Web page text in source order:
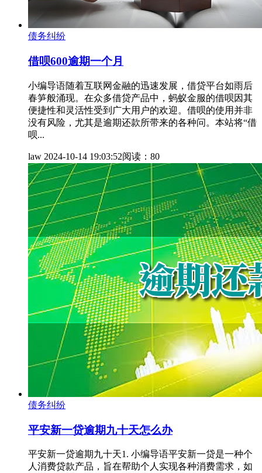
债务纠纷
借呗600逾期一个月
小编导语随着互联网金融的迅速发展，借贷平台如雨后
春笋般涌现。在众多借贷产品中，蚂蚁金服的借呗因其
便捷性和灵活性受到广大用户的欢迎。借呗的使用并非
没有风险，尤其是逾期还款所带来的各种问。本站将“借
呗...
law 2024-10-14 19:03:52阅读：80
债务纠纷
平安新一贷逾期九十天怎么办
平安新一贷逾期九十天1. 小编导语平安新一贷是一种个
人消费贷款产品，旨在帮助个人实现各种消费需求，如